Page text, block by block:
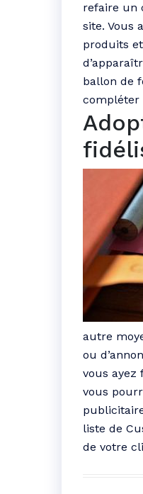
refaire un
site. Vous
produits
ballon de
compléter
autre
ou
vous ayez
vous
liste de
de votre